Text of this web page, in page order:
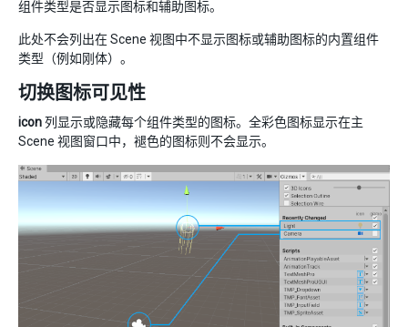
组件类型是否显示图标和辅助图标。
此处不会列出在 Scene 视图中不显示图标或辅助图标的内置组件
类型（例如刚体）。
切换图标可见性
icon列显示或隐藏每个组件类型的图标。全彩色图标显示在主
Scene 视图窗口中，褪色的图标则不会显示。